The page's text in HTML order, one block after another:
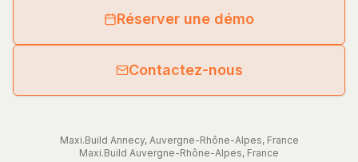
Réserver une démo
Contactez-nous
Maxi.Build Annecy, Auvergne-Rhône-Alpes, France
Maxi.Build Auvergne-Rhône-Alpes, France